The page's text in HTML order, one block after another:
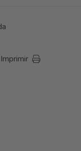
Imprimir